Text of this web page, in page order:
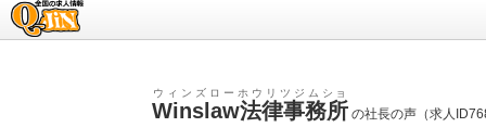
Winslaw法律事務所
ウィンズローホウリツジムショ
の社長の声（求人
求人情報のQ-JiN